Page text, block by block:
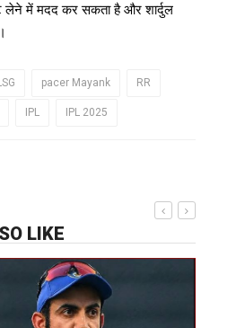
में मदद कर सकता है और शार्दुल
pacer Mayank RR
IPL IPL 2025
LIKE